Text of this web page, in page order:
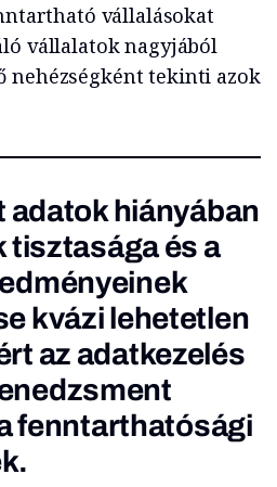
vállalásokat
vállalatok nagyjából
nehézségként tekinti azok
hiányában
tisztasága és a
kvázi lehetetlen
az adatkezelés
fenntarthatósági